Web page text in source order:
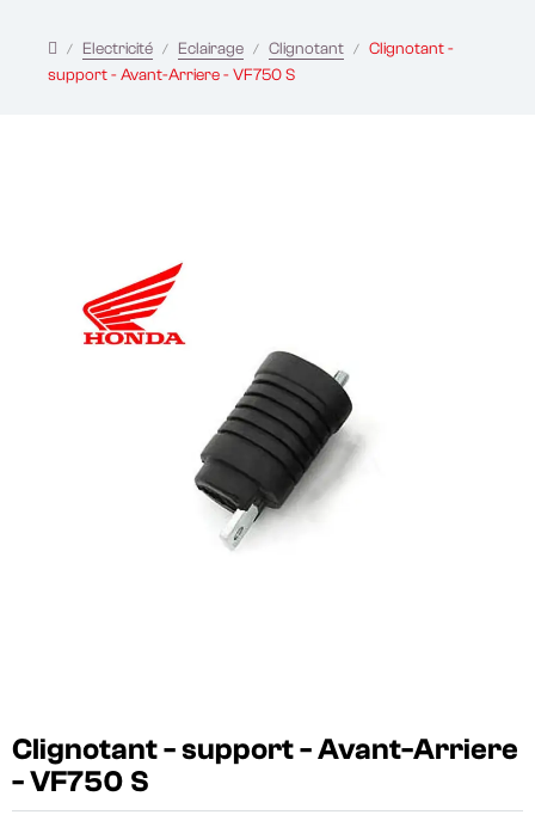
Electricité Eclairage Clignotant
Clignotant -
support - Avant-Arriere - VF750 S
Clignotant - support - Avant-Arriere
- VF750 S